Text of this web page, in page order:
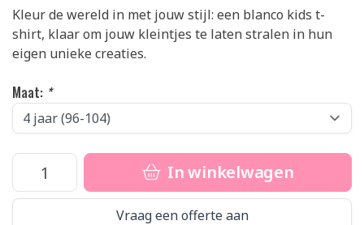
Kleur de wereld in met jouw stijl: een blanco kids t-
shirt, klaar om jouw kleintjes te laten stralen in hun
eigen unieke creaties.
Maat: *
In winkelwagen
Vraag een offerte aan